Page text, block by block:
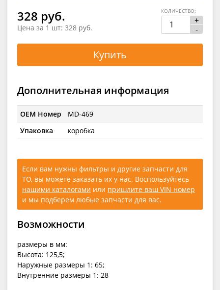
328 руб.
Цена за 1 шт: 328 руб.
+
-
КОЛИЧЕСТВО:
Купить
Дополнительная информация
OEM Номер
MD-469
Упаковка
коробка
Если вам нужны фильтры и другие запчасти для
ТО, вы можете заказать их у нас. Воспользуйтесь
нашими каталогами или пришлите ваш VIN номер
и мы подберем любые запчасти для вас.
Возможности
размеры в мм:
Высота: 125,5;
Наружные размеры 1: 65;
Внутренние размеры 1: 28